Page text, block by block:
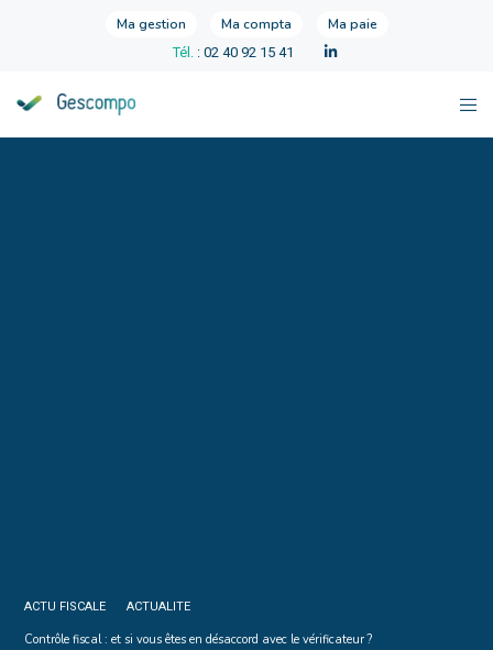
Ma gestion Ma compta Ma paie
Tél. : 02 40 92 15 41
ACTU FISCALE ACTUALITE
Contrôle fiscal : et si vous êtes en désaccord avec le vérificateur ?